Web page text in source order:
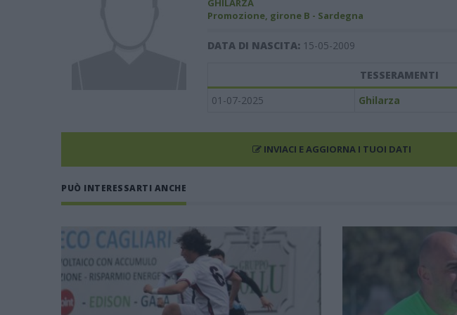
GHILARZA
Promozione, girone B - Sardegna
DATA DI NASCITA: 15-05-2009
TESSERAMENTI
01-07-2025
Ghilarza
INVIACI E AGGIORNA I TUOI DATI
PUÒ INTERESSARTI ANCHE